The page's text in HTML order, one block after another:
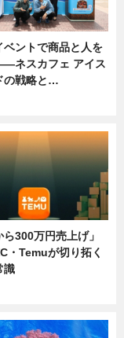
ベントで商品と人を
ネスカフェ アイス
の戦略と…
ら300万円売上げ」
・Temuが切り拓く
識